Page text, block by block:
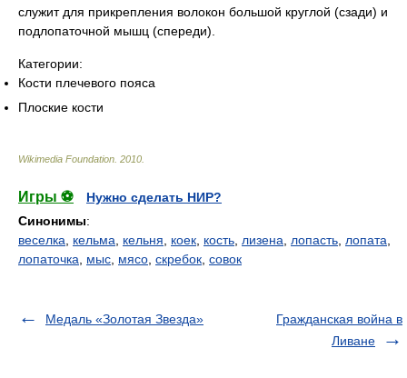
служит для прикрепления волокон большой круглой (сзади) и
подлопаточной мышц (спереди).
Категории:
Кости плечевого пояса
Плоские кости
Wikimedia Foundation 2010
Игры ⚽
Нужно сделать НИР?
Синонимы:
веселка
кельма кельня коек кость лизена лопасть лопата
лопаточка
мыс мясо скребок совок
Медаль «Золотая Звезда»
Гражданская война в
Ливане